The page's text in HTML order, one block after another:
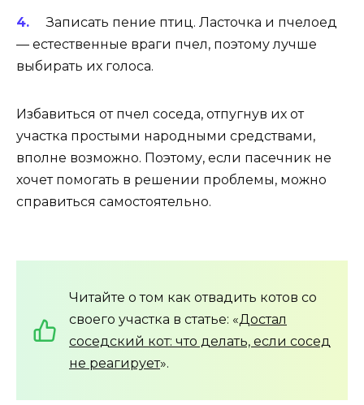
Записать пение птиц. Ласточка и пчелоед
— естественные враги пчел, поэтому лучше
выбирать их голоса.
Избавиться от пчел соседа, отпугнув их от
участка простыми народными средствами,
вполне возможно. Поэтому, если пасечник не
хочет помогать в решении проблемы, можно
справиться самостоятельно.
Читайте о том как отвадить котов со
своего участка в статье: «Достал
соседский кот: что делать, если сосед
не реагирует».